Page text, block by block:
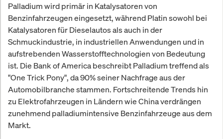
Palladium wird primär in Katalysatoren von
Benzinfahrzeugen eingesetzt, während Platin sowohl bei
Katalysatoren für Dieselautos als auch in der
Schmuckindustrie, in industriellen Anwendungen und in
aufstrebenden Wasserstofftechnologien von Bedeutung
ist. Die Bank of America beschreibt Palladium treffend als
"One Trick Pony", da 90% seiner Nachfrage aus der
Automobilbranche stammen. Fortschreitende Trends hin
zu Elektrofahrzeugen in Ländern wie China verdrängen
zunehmend palladiumintensive Benzinfahrzeuge aus dem
Markt.